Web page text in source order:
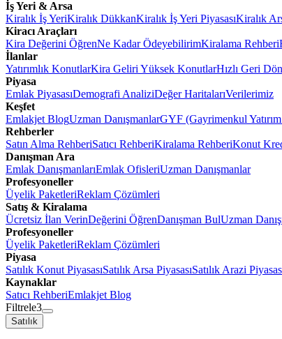
İş Yeri & Arsa
Kiralık İş YeriKiralık DükkanKiralık İş Yeri PiyasasıKiralık
Kiracı Araçları
Kira Değerini ÖğrenNe Kadar ÖdeyebilirimKiralama Rehberi
İlanlar
Yatırımlık KonutlarKira Geliri Yüksek KonutlarHızlı Geri
Piyasa
Emlak PiyasasıDemografi AnaliziDeğer HaritalarıVerilerimiz
Keşfet
Emlakjet BlogUzman DanışmanlarGYF (Gayrimenkul
Rehberler
Satın Alma RehberiSatıcı RehberiKiralama RehberiKonut
Danışman Ara
Emlak DanışmanlarıEmlak OfisleriUzman Danışmanlar
Profesyoneller
Üyelik PaketleriReklam Çözümleri
Satış & Kiralama
Ücretsiz İlan VerinDeğerini ÖğrenDanışman BulUzman
Profesyoneller
Üyelik PaketleriReklam Çözümleri
Piyasa
Satılık Konut PiyasasıSatılık Arsa PiyasasıSatılık Arazi
Kaynaklar
Satıcı RehberiEmlakjet Blog
Filtrele3
Satılık